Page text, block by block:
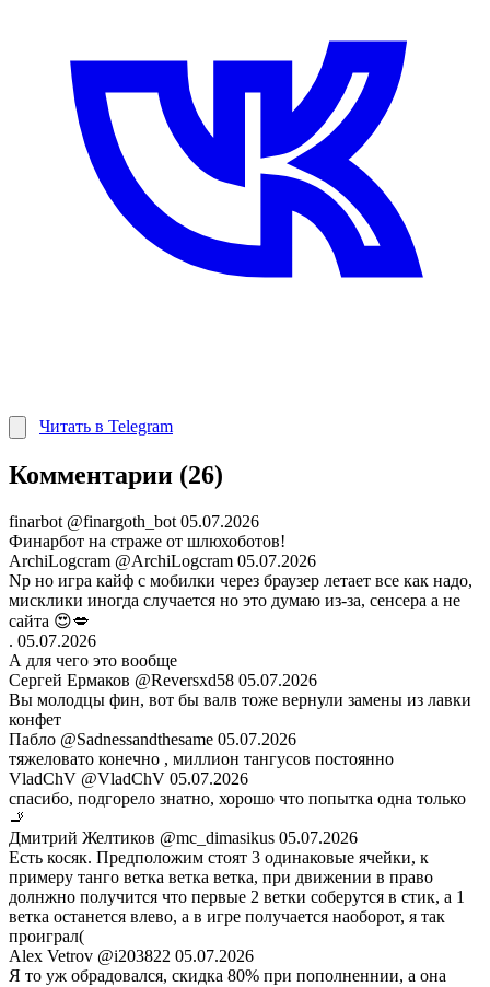
Читать в Telegram
Комментарии (26)
finarbot @finargoth_bot 05.07.2026
Финарбот на страже от шлюхоботов!
ArchiLogcram @ArchiLogcram 05.07.2026
Np но игра кайф с мобилки через браузер летает все как надо,
мисклики иногда случается но это думаю из-за, сенсера а не
сайта 😍💋
. 05.07.2026
А для чего это вообще
Сергей Ермаков @Reversxd58 05.07.2026
Вы молодцы фин, вот бы валв тоже вернули замены из лавки
конфет
Пабло @Sadnessandthesame 05.07.2026
тяжеловато конечно , миллион тангусов постоянно
VladChV @VladChV 05.07.2026
спасибо, подгорело знатно, хорошо что попытка одна только
🚬
Дмитрий Желтиков @mc_dimasikus 05.07.2026
Есть косяк. Предположим стоят 3 одинаковые ячейки, к
примеру танго ветка ветка ветка, при движении в право
долнжно получится что первые 2 ветки соберутся в стик, а 1
ветка останется влево, а в игре получается наоборот, я так
проиграл(
Alex Vetrov @i203822 05.07.2026
Я то уж обрадовался, скидка 80% при пополненнии, а она